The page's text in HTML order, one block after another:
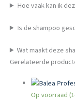
Hoe vaak kan ik
Is de shampoo
Wat maakt deze
Gerelateerde
Op voorraad